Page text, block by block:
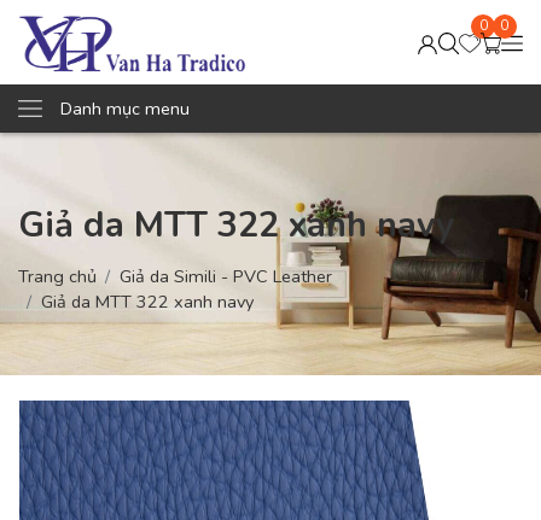
0 0
Danh mục menu
Giả da MTT 322 xanh navy
Trang chủ
Giả da Simili - PVC Leather
Giả da MTT 322 xanh navy